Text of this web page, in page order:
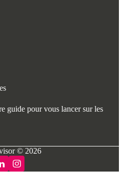
guide pour vous lancer sur les
© 2026